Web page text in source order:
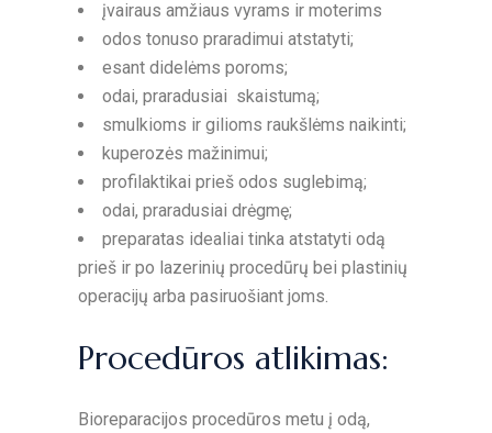
įvairaus amžiaus vyrams ir moterims
odos tonuso praradimui atstatyti;
esant didelėms poroms;
odai, praradusiai skaistumą;
smulkioms ir gilioms raukšlėms naikinti;
kuperozės mažinimui;
profilaktikai prieš odos suglebimą;
odai, praradusiai drėgmę;
preparatas idealiai tinka atstatyti odą
prieš ir po lazerinių procedūrų bei plastinių
operacijų arba pasiruošiant joms.
Procedūros atlikimas:
Bioreparacijos procedūros metu į odą,